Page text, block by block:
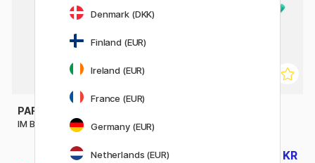
PARKER
IM Black/Gold Fyldepen
447 KR
559 KR 29 KR
Denmark (DKK)
Finland (EUR)
Ireland (EUR)
France (EUR)
Germany (EUR)
Netherlands (EUR)